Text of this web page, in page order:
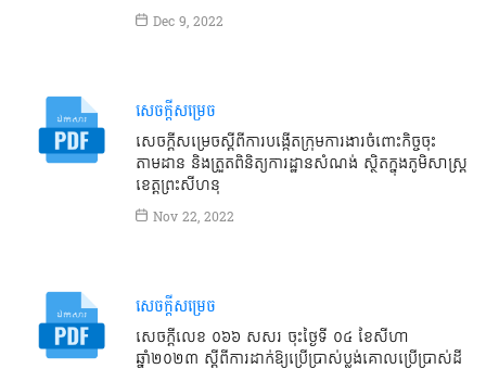
Dec 9, 2022
សេចក្តីសម្រេច
សេចក្ដីសម្រេចស្ដីពីការបង្កើតក្រុមការងារចំពោះកិច្ចចុះ
តាមដាន និងត្រួតពិនិត្យការដ្ឋានសំណង់ ស្ថិតក្នុងភូមិសាស្រ្ត
ខេត្តព្រះសីហនុ
Nov 22, 2022
សេចក្តីសម្រេច
សេចក្ដីលេខ ០៦៦ សសរ ចុះថ្ងៃទី ០៤ ខែសីហា
ឆ្នាំ២០២៣ ស្ដីពីការដាក់ឱ្យប្រើប្រាស់ប្លង់គោលប្រើប្រាស់ដី